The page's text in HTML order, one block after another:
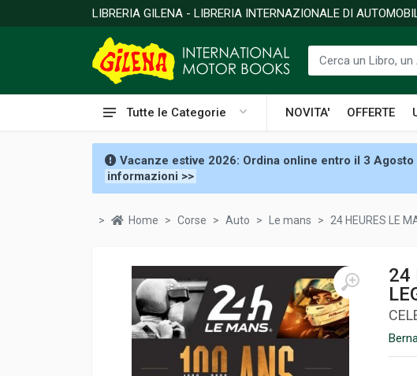
LIBRERIA GILENA - LIBRERIA INTERNAZIONALE DI
Tutte le Categorie NOVITA' OFFERTE
Vacanze estive 2026: Ordina online entro il 3
informazioni >>
Home Corse Auto Le mans 24 HEURES LE
24